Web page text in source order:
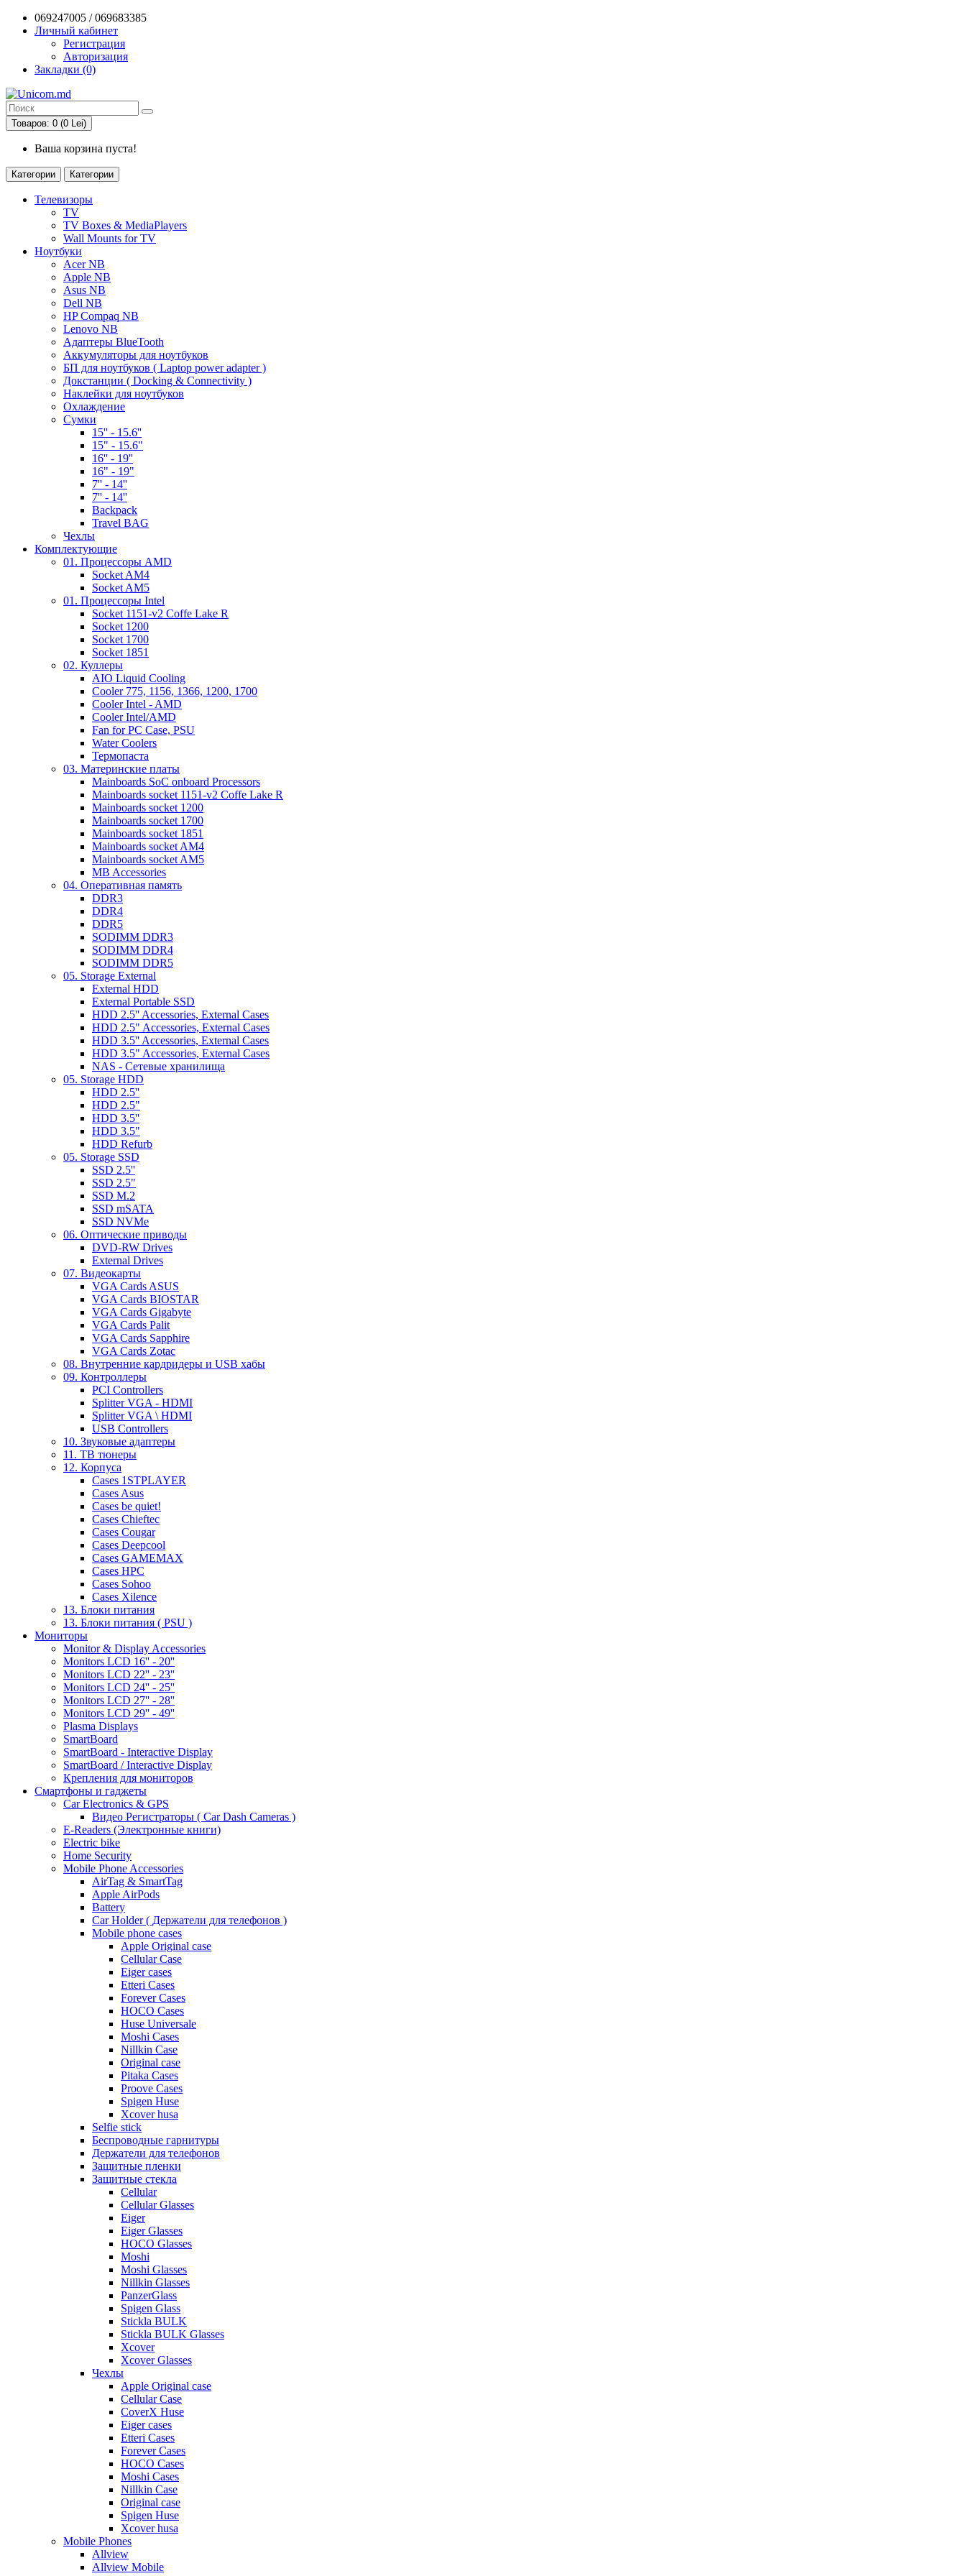
069247005 / 069683385
Личный кабинет
Регистрация
Авторизация
Закладки (0)
Товаров: 0 (0 Lei)
Ваша корзина пуста!
Категории Категории
Телевизоры
TV
TV Boxes & MediaPlayers
Wall Mounts for TV
Ноутбуки
Acer NB
Apple NB
Asus NB
Dell NB
HP Compaq NB
Lenovo NB
Адаптеры BlueTooth
Аккумуляторы для ноутбуков
БП для ноутбуков ( Laptop power adapter )
Докстанции ( Docking & Connectivity )
Наклейки для ноутбуков
Охлаждение
Сумки
15'' - 15.6''
15" - 15.6"
16'' - 19''
16" - 19"
7'' - 14''
7'' - 14''
Backpack
Travel BAG
Чехлы
Комплектующие
01. Процессоры AMD
Socket AM4
Socket AM5
01. Процессоры Intel
Socket 1151-v2 Coffe Lake R
Socket 1200
Socket 1700
Socket 1851
02. Куллеры
AIO Liquid Cooling
Cooler 775, 1156, 1366, 1200, 1700
Cooler Intel - AMD
Cooler Intel/AMD
Fan for PC Case, PSU
Water Coolers
Термопаста
03. Материнские платы
Mainboards SoC onboard Processors
Mainboards socket 1151-v2 Coffe Lake R
Mainboards socket 1200
Mainboards socket 1700
Mainboards socket 1851
Mainboards socket AM4
Mainboards socket AM5
MB Accessories
04. Оперативная память
DDR3
DDR4
DDR5
SODIMM DDR3
SODIMM DDR4
SODIMM DDR5
05. Storage External
External HDD
External Portable SSD
HDD 2.5'' Accessories, External Cases
HDD 2.5" Accessories, External Cases
HDD 3.5'' Accessories, External Cases
HDD 3.5" Accessories, External Cases
NAS - Сетевые хранилища
05. Storage HDD
HDD 2.5''
HDD 2.5"
HDD 3.5''
HDD 3.5"
HDD Refurb
05. Storage SSD
SSD 2.5''
SSD 2.5"
SSD M.2
SSD mSATA
SSD NVMe
06. Оптические приводы
DVD-RW Drives
External Drives
07. Видеокарты
VGA Cards ASUS
VGA Cards BIOSTAR
VGA Cards Gigabyte
VGA Cards Palit
VGA Cards Sapphire
VGA Cards Zotac
08. Внутренние кардридеры и USB хабы
09. Контроллеры
PCI Controllers
Splitter VGA - HDMI
Splitter VGA \ HDMI
USB Controllers
10. Звуковые адаптеры
11. ТВ тюнеры
12. Корпуса
Cases 1STPLAYER
Cases Asus
Cases be quiet!
Cases Chieftec
Cases Cougar
Cases Deepcool
Cases GAMEMAX
Cases HPC
Cases Sohoo
Cases Xilence
13. Блоки питания
13. Блоки питания ( PSU )
Мониторы
Monitor & Display Accessories
Monitors LCD 16'' - 20''
Monitors LCD 22'' - 23''
Monitors LCD 24'' - 25''
Monitors LCD 27'' - 28''
Monitors LCD 29'' - 49''
Plasma Displays
SmartBoard
SmartBoard - Interactive Display
SmartBoard / Interactive Display
Крепления для мониторов
Смартфоны и гаджеты
Car Electronics & GPS
Видео Регистраторы ( Car Dash Cameras )
E-Readers (Электронные книги)
Electric bike
Home Security
Mobile Phone Accessories
AirTag & SmartTag
Apple AirPods
Battery
Car Holder ( Держатели для телефонов )
Mobile phone cases
Apple Original case
Cellular Case
Eiger cases
Etteri Cases
Forever Cases
HOCO Cases
Huse Universale
Moshi Cases
Nillkin Case
Original case
Pitaka Cases
Proove Cases
Spigen Huse
Xcover husa
Selfie stick
Беспроводные гарнитуры
Держатели для телефонов
Защитные пленки
Защитные стекла
Cellular
Cellular Glasses
Eiger
Eiger Glasses
HOCO Glasses
Moshi
Moshi Glasses
Nillkin Glasses
PanzerGlass
Spigen Glass
Stickla BULK
Stickla BULK Glasses
Xcover
Xcover Glasses
Чехлы
Apple Original case
Cellular Case
CoverX Huse
Eiger cases
Etteri Cases
Forever Cases
HOCO Cases
Moshi Cases
Nillkin Case
Original case
Spigen Huse
Xcover husa
Mobile Phones
Allview
Allview Mobile